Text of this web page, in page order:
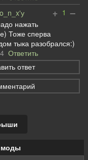
+ 1 –
нажать
Тоже сперва
тыка разобрался:)
Ответить
ответ